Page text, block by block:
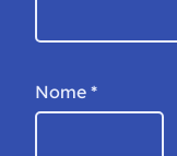
Nome *